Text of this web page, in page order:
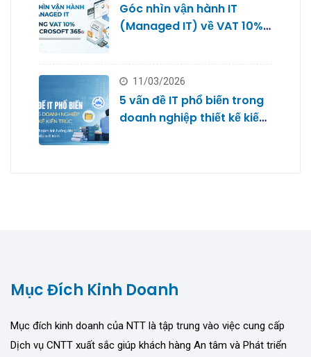
Góc nhìn vận hành IT
(Managed IT) về VAT 10%
11/03/2026
5 vấn đề IT phổ biến trong
doanh nghiệp thiết kế kiến
Mục Đích Kinh Doanh
Mục đích kinh doanh của NTT là tập trung vào việc cung cấp
Dịch vụ CNTT xuất sắc giúp khách hàng An tâm và Phát triển